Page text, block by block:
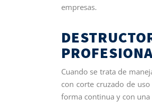
empresas.
Cuando se trata de
con corte cruzado de
forma continua y con